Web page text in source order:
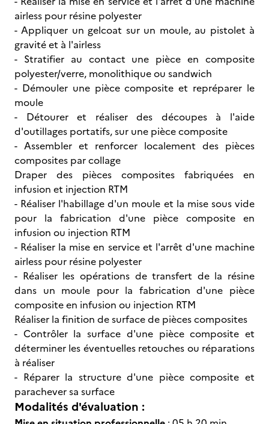
airless pour résine polyester
- Appliquer un gelcoat sur un moule, au pistolet à
gravité et à l'airless
- Stratifier au contact une pièce en composite
polyester/verre, monolithique ou sandwich
- Démouler une pièce composite et repréparer le
moule
- Détourer et réaliser des découpes à l'aide
d'outillages portatifs, sur une pièce composite
- Assembler et renforcer localement des pièces
composites par collage
Draper des pièces composites fabriquées en
infusion et injection RTM
- Réaliser l'habillage d'un moule et la mise sous vide
pour la fabrication d'une pièce composite en
infusion ou injection RTM
- Réaliser la mise en service et l'arrêt d'une machine
airless pour résine polyester
- Réaliser les opérations de transfert de la résine
dans un moule pour la fabrication d'une pièce
composite en infusion ou injection RTM
Réaliser la finition de surface de pièces composites
- Contrôler la surface d'une pièce composite et
déterminer les éventuelles retouches ou réparations
à réaliser
- Réparer la structure d'une pièce composite et
parachever sa surface
Modalités d'évaluation :